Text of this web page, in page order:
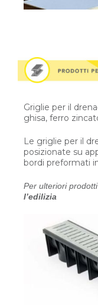
Griglie per il
ghisa, ferro
Le griglie per il
posizionate su
bordi preformati
Per ulteriori
l’edilizia